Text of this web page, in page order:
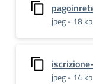
jpeg - 18 kb
jpeg - 14 kb